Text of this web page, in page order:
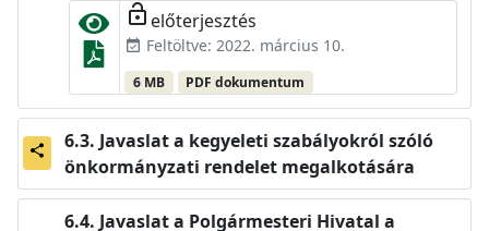
lock_open előterjesztés
event_available Feltöltve: 2022. március 10.
6 MB PDF dokumentum
share
Javaslat a kegyeleti szabályokról szóló
önkormányzati rendelet megalkotására
Javaslat a Polgármesteri Hivatal a